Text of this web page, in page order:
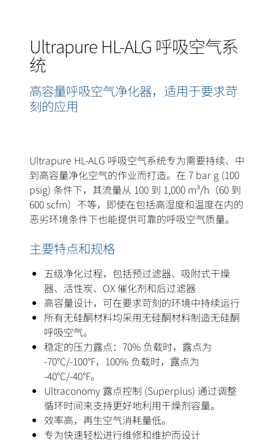
Ultrapure HL-ALG 呼吸空气系
统
高容量呼吸空气净化器，适用于要求苛
刻的应用
Ultrapure HL-ALG 呼吸空气系统专为需要持续、中
到高容量净化空气的作业而打造。在 7 bar g (100
psig) 条件下，其流量从 100 到 1,000 m³/h（60 到
600 scfm）不等，即使在包括高湿度和温度在内的
恶劣环境条件下也能提供可靠的呼吸空气质量。
主要特点和规格
五级净化过程，包括预过滤器、吸附式干燥
器、活性炭、OX 催化剂和后过滤器
高容量设计，可在要求苛刻的环境中持续运行
所有无硅酮材料均采用无硅酮材料制造无硅酮
呼吸空气。
稳定的压力露点：70% 负载时，露点为
-70°C/-100°F，100% 负载时，露点为
-40°C/-40°F。
Ultraconomy 露点控制 (Superplus) 通过调整
循环时间来支持更好地利用干燥剂容量。
效率高，再生空气消耗量低。
专为快速轻松进行维修和维护而设计